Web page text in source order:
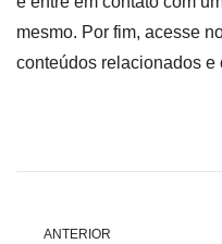
mesmo. Por fim, acesse
conteúdos relacionados e
ANTERIOR